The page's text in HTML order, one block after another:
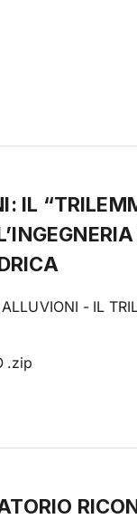
IL
- IL
.zip